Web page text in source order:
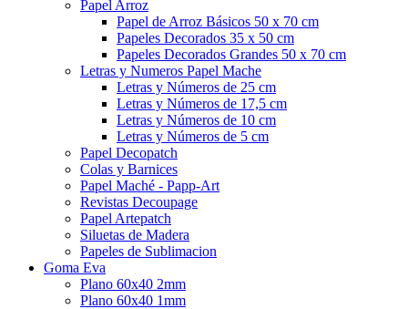
Papel Arroz
Papel de Arroz Básicos 50 x 70 cm
Papeles Decorados 35 x 50 cm
Papeles Decorados Grandes 50 x 70 cm
Letras y Numeros Papel Mache
Letras y Números de 25 cm
Letras y Números de 17,5 cm
Letras y Números de 10 cm
Letras y Números de 5 cm
Papel Decopatch
Colas y Barnices
Papel Maché - Papp-Art
Revistas Decoupage
Papel Artepatch
Siluetas de Madera
Papeles de Sublimacion
Goma Eva
Plano 60x40 2mm
Plano 60x40 1mm